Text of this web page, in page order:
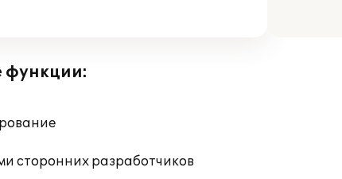
функции:
сторонних разработчиков